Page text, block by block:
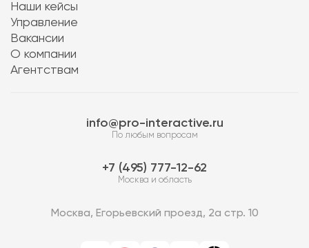
Наши кейсы
Управление
Вакансии
О компании
Агентствам
info@pro-interactive.ru
По любым вопросам
7 (495) 777-12-62
Москва и область
Москва, Егорьевский проезд, 2а стр. 10